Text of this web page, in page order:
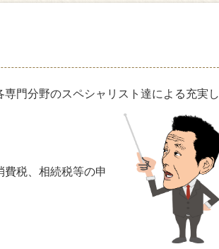
門分野のスペシャリスト達による充実し
税、相続税等の申